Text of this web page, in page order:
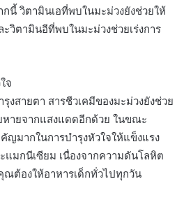
กนี้ วิตามินเอที่พบในมะม่วงยังช่วยให้
วิตามินอีที่พบในมะม่วงช่วยเร่งการ
จ
งสายตา สารชีวเคมีของมะม่วงยังช่วย
หายจากแสงแดดอีกด้วย ในขณะ
ญมากในการบำรุงหัวใจให้แข็งแรง
แมกนีเซียม เนื่องจากความดันโลหิต
ต้องให้อาหารเด็กทั่วไปทุกวัน